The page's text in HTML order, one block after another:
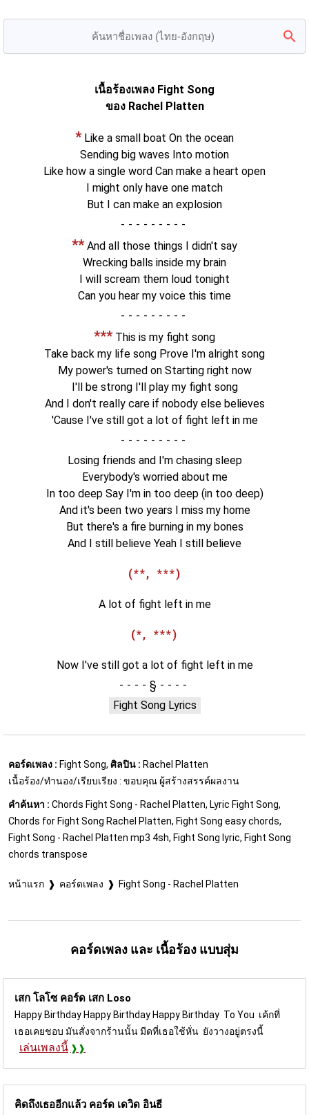
เนื้อร้องเพลง Fight Song
ของ Rachel Platten
* Like a small boat On the ocean
Sending big waves Into motion
Like how a single word Can make a heart open
I might only have one match
But I can make an explosion
-
** And all those things I didn't say
Wrecking balls inside my brain
I will scream them loud tonight
Can you hear my voice this time
-
*** This is my fight song
Take back my life song Prove I'm alright song
My power's turned on Starting right now
I'll be strong I'll play my fight song
And I don't really care if nobody else believes
'Cause I've still got a lot of fight left in me
-
Losing friends and I'm chasing sleep
Everybody's worried about me
In too deep Say I'm in too deep (in too deep)
And it's been two years I miss my home
But there's a fire burning in my bones
And I still believe Yeah I still believe
(**, ***)
A lot of fight left in me
(*, ***)
Now I've still got a lot of fight left in me
§
Fight Song Lyrics
คอร์ดเพลง : Fight Song, ศิลปิน : Rachel Platten
เนื้อร้อง/ทำนอง/เรียบเรียง : ขอบคุณ ผู้สร้างสรรค์ผลงาน
คำค้นหา : Chords Fight Song - Rachel Platten, Lyric Fight Song,
Chords for Fight Song Rachel Platten, Fight Song easy chords,
Fight Song - Rachel Platten mp3 4sh, Fight Song lyric, Fight Song
chords transpose
หน้าแรก คอร์ดเพลง Fight Song - Rachel Platten
คอร์ดเพลง และ เนื้อร้อง แบบสุ่ม
เสก โลโซ คอร์ด เสก Loso
Happy Birthday Happy Birthday Happy Birthday To You เค้กที่
เธอเคยชอบ มันสั่งจากร้านนั้น มีดที่เธอใช้หั่น ยังวางอยู่ตรงนี้
เล่นเพลงนี้
คิดถึงเธออีกแล้ว คอร์ด เดวิด อินธี